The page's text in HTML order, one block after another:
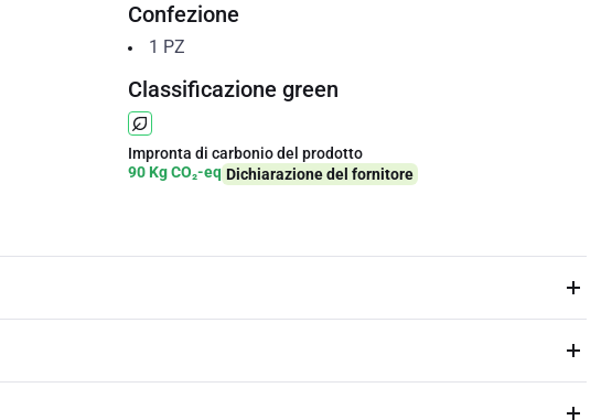
Confezione
1 PZ
Classificazione green
Impronta di carbonio del prodotto
90 Kg CO₂-eq Dichiarazione del fornitore